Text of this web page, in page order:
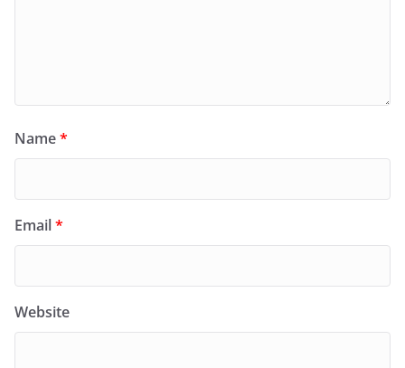
Name*
Email*
Website